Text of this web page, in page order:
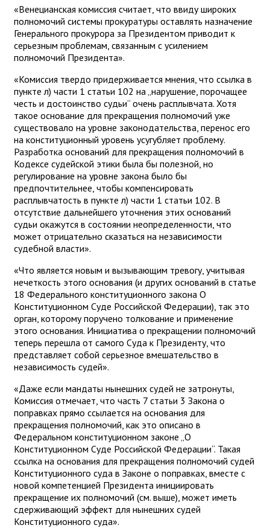
«Венецианская комиссия считает, что ввиду широких
полномочий системы прокуратуры оставлять назначение
Генерального прокурора за Президентом приводит к
серьезным проблемам, связанным с усилением
полномочий Президента».
«Комиссия твердо придерживается мнения, что ссылка в
пункте л) части 1 статьи 102 на „нарушение, порочащее
честь и достоинство судьи“ очень расплывчата. Хотя
такое основание для прекращения полномочий уже
существовало на уровне законодательства, перенос его
на конституционный уровень усугубляет проблему.
Разработка оснований для прекращения полномочий в
Кодексе судейской этики была бы полезной, но
регулирование на уровне закона было бы
предпочтительнее, чтобы компенсировать
расплывчатость в пункте л) части 1 статьи 102. В
отсутствие дальнейшего уточнения этих оснований
судьи окажутся в состоянии неопределенности, что
может отрицательно сказаться на независимости
судебной власти».
«Что является новым и вызывающим тревогу, учитывая
нечеткость этого основания (и других оснований в статье
18 Федерального конституционного закона О
Конституционном Суде Российской Федерации), так это
орган, которому поручено толкование и применение
этого основания. Инициатива о прекращении полномочий
теперь перешла от самого Суда к Президенту, что
представляет собой серьезное вмешательство в
независимость судей».
«Даже если мандаты нынешних судей не затронуты,
Комиссия отмечает, что часть 7 статьи 3 Закона о
поправках прямо ссылается на основания для
прекращения полномочий, как это описано в
Федеральном конституционном законе „О
Конституционном Суде Российской Федерации“. Такая
ссылка на основания для прекращения полномочий судей
Конституционного суда в Законе о поправках, вместе с
новой компетенцией Президента инициировать
прекращение их полномочий (см. выше), может иметь
сдерживающий эффект для нынешних судей
Конституционного суда».